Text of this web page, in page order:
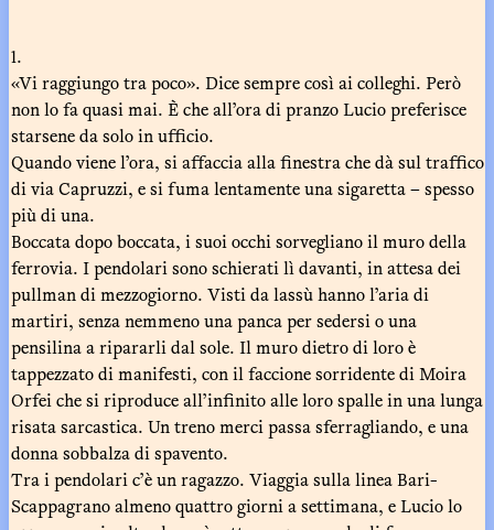
1.
«Vi raggiungo tra poco». Dice sempre così ai colleghi. Però
non lo fa quasi mai. È che all’ora di pranzo Lucio preferisce
starsene da solo in ufficio.
Quando viene l’ora, si affaccia alla finestra che dà sul traffico
di via Capruzzi, e si fuma lentamente una sigaretta – spesso
più di una.
Boccata dopo boccata, i suoi occhi sorvegliano il muro della
ferrovia. I pendolari sono schierati lì davanti, in attesa dei
pullman di mezzogiorno. Visti da lassù hanno l’aria di
martiri, senza nemmeno una panca per sedersi o una
pensilina a ripararli dal sole. Il muro dietro di loro è
tappezzato di manifesti, con il faccione sorridente di Moira
Orfei che si riproduce all’infinito alle loro spalle in una lunga
risata sarcastica. Un treno merci passa sferragliando, e una
donna sobbalza di spavento.
Tra i pendolari c’è un ragazzo. Viaggia sulla linea Bari-
Scappagrano almeno quattro giorni a settimana, e Lucio lo